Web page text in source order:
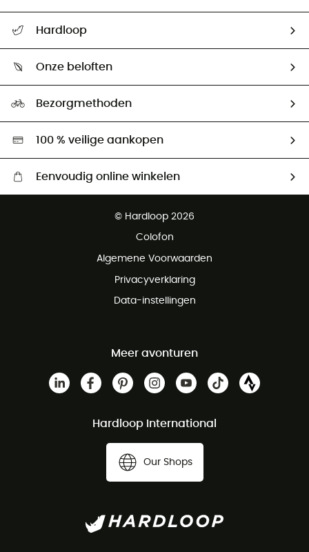
Mijn zending volgen
Retourzendingen & Terugbetalingen
Hardloop
Ambassadeurs
Onze beloften
Hardgreen
Bezorgmethoden
100 % veilige aankopen
Eenvoudig online winkelen
Gratis retourneren binnen 100 dagen
© Hardloop 2026
Colofon
Algemene Voorwaarden
Privacyverklaring
Data-instellingen
Meer avonturen
Hardloop International
Our Shops